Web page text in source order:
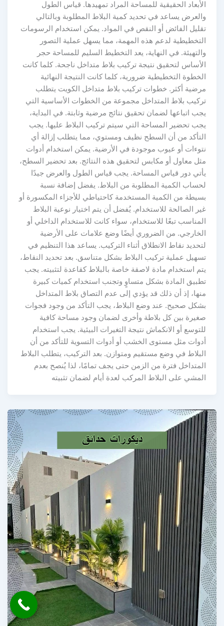
الأبعاد الحقيقية للمساحة المراد تمهيدها. قياس الطول
والعرض يساعد في تحديد كمية البلاط المطلوبة وبالتالي
تقليل الفائض أو النقص في المواد. يمكن استخدام الرسومات
التخطيطية لدعم هذه المهمة، مما يسهل عملية التصور
والتهيئة. في النهاية، يعد التخطيط السليم للمساحة حجر
الأساس لتحقيق نتيجة تركيب بلاط متداخل ناجحة. كلما كانت
الخطوة التخطيطية ضرورية، كلما كانت النتيجة النهائية
مرضية أكثر. خطوات تركيب بلاط متداخل الكويت يتطلب
تركيب بلاط المتداخل مجموعة من الخطوات الأساسية التي
يجب اتباعها لضمان تحقيق نتائج مرضية وثابتة. في البداية،
يجب تحضير المساحة التي سيتم تركيب البلاط عليها. يجب
التأكد من أن السطح نظيف ومستوي، مما يتطلب إزالة أي
نتوءات أو عيوب موجودة في الأرضية. يمكن استخدام أدوات
مثل معاول أو مكابس لتحقيق هذه النتائج. بعد تحضير السطح،
يأتي دور قياس المساحة. يجب قياس الطول والعرض جيدًا
لحساب الكمية المطلوبة من البلاط. يفضل إضافة نسبة
بسيطة من الكمية المستخدمة كاحتياطي للأجزاء المكسورة أو
غير الصالحة للاستخدام. يُفضل أن يتم اختيار نوعية البلاط
المناسب تبعًا للاستخدام، سواء كانت للاستخدام الداخلي أو
الخارجي. من الضروري أيضًا وضع علامات على الأرضية
لتحديد نقاط الانطلاق أثناء التركيب. يساعد هذا التنظيم في
تسهيل عملية تركيب البلاط بشكل متناسق. بعد تحديد النقاط،
يتم استخدام مادة لاصقة خاصة بالبلاط كقاعدة لتثبيته. يجب
تطبيق المادة بشكل متساوٍ وتجنب استخدام كميات كبيرة
منها، إذ أن ذلك قد يؤدي إلى عدم التصاق بلاط المتداخل
بشكل صحيح. عند وضع البلاط، يجب التأكد من وجود فجوات
صغيرة بين كل بلاطة وأخرى لضمان وجود مساحة كافية
للتوسع أو الانكماش نتيجة التغيرات البيئية. يجب استخدام
أدوات مثل مستوى الخشب أو أدوات التسوية للتأكد من أن
البلاط في وضع مستقيم ومتوازن. بعد التركيب، يتطلب البلاط
المتداخل فترة من الزمن حتى يجف تمامًا، لذا يُنصح بعدم
المشي على البلاط المركب لعدة أيام لضمان تثبيته